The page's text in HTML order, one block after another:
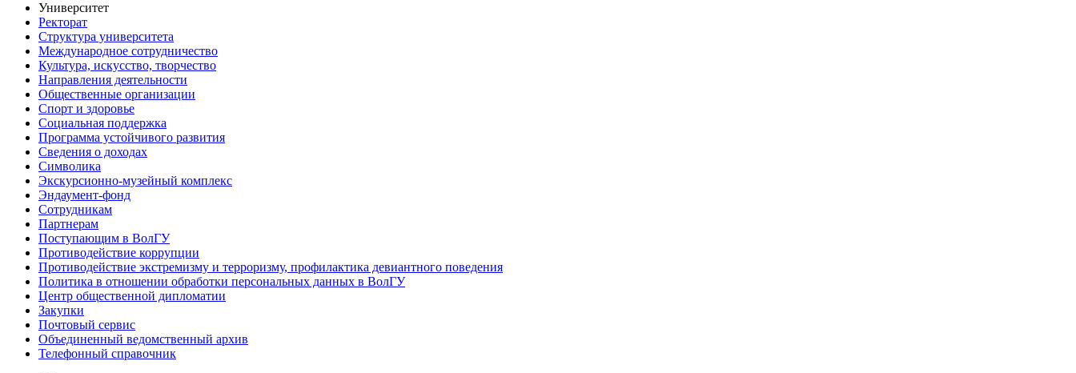
Университет
Ректорат
Структура университета
Международное сотрудничество
Культура, искусство, творчество
Направления деятельности
Общественные организации
Спорт и здоровье
Социальная поддержка
Программа устойчивого развития
Сведения о доходах
Символика
Экскурсионно-музейный комплекс
Эндаумент-фонд
Сотрудникам
Партнерам
Поступающим в ВолГУ
Противодействие коррупции
Противодействие экстремизму и терроризму, профилактика девиантного поведения
Политика в отношении обработки персональных данных в ВолГУ
Центр общественной дипломатии
Закупки
Почтовый сервис
Объединенный ведомственный архив
Телефонный справочник